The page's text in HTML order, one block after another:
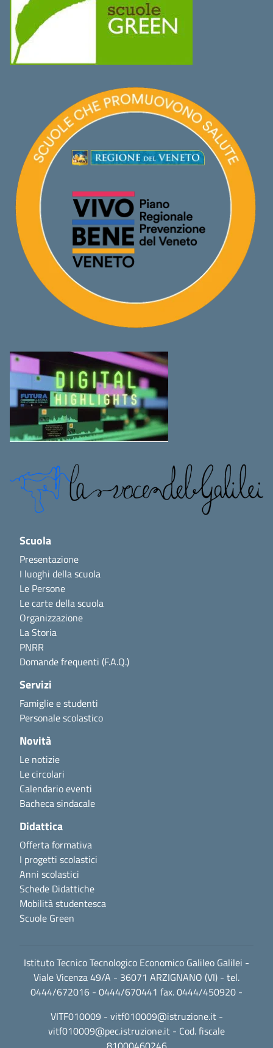
Scuola
Presentazione
I luoghi della scuola
Le Persone
Le carte della scuola
Organizzazione
La Storia
PNRR
Domande frequenti (F.A.Q.)
Servizi
Famiglie e studenti
Personale scolastico
Novità
Le notizie
Le circolari
Calendario eventi
Bacheca sindacale
Didattica
Offerta formativa
I progetti scolastici
Anni scolastici
Schede Didattiche
Mobilità studentesca
Scuole Green
Istituto Tecnico Tecnologico Economico Galileo Galilei -
Viale Vicenza 49/A - 36071 ARZIGNANO (VI) - tel.
0444/672016 - 0444/670441 fax. 0444/450920 -
VITF010009 - vitf010009@istruzione.it-
vitf010009@pec.istruzione.it - Cod. fiscale